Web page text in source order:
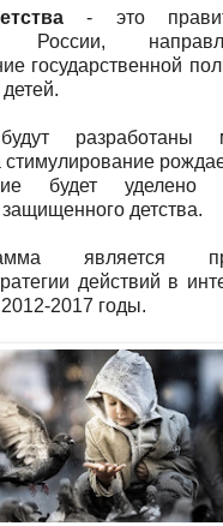
- это
России,
государственной
разработаны
будет уделено
детства.
является
действий в
2017 годы.